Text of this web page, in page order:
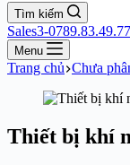
Tìm kiếm
Sales3-0789.83.49.77
Menu
Trang chủ Chưa
Thiết bị khí